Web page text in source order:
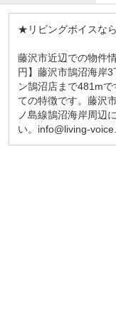
★リビングボイスな
藤沢市近辺での物件
円】藤沢市鵠沼海岸
ン鵠沼店まで481m
ての特徴です。藤沢
ノ島線鵠沼海岸周辺
い。info@living-